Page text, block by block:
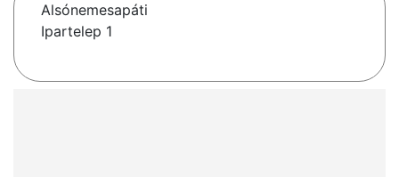
Alsónemesapáti
Ipartelep 1